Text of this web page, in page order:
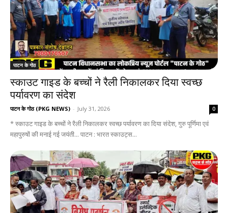
पाटन के गोठ
स्काउट गाइड के बच्चों ने रैली निकालकर दिया स्वच्छ
पर्यावरण का संदेश
पाटन के गोठ (PKG NEWS) - July 31, 2026 0
* स्काउट गाइड के बच्चों ने रैली निकालकर स्वच्छ पर्यावरण का दिया संदेश, गुरु पूर्णिमा एवं
महापुरुषों की मनाई गई जयंती... पाटन : भारत स्काउट्स...